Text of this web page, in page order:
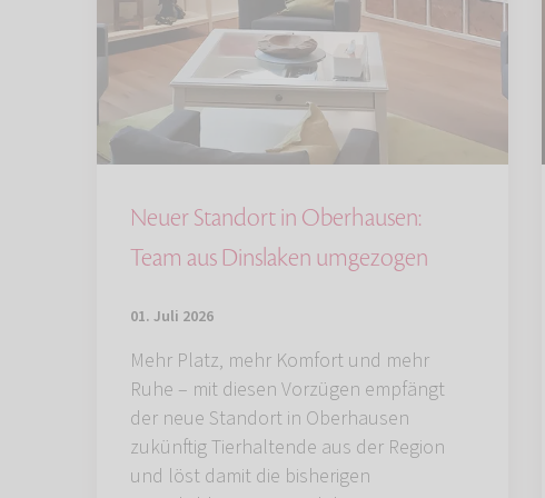
Neuer Standort in Oberhausen:
Team aus Dinslaken umgezogen
01. Juli 2026
Mehr Platz, mehr Komfort und mehr
Ruhe – mit diesen Vorzügen empfängt
der neue Standort in Oberhausen
zukünftig Tierhaltende aus der Region
und löst damit die bisherigen